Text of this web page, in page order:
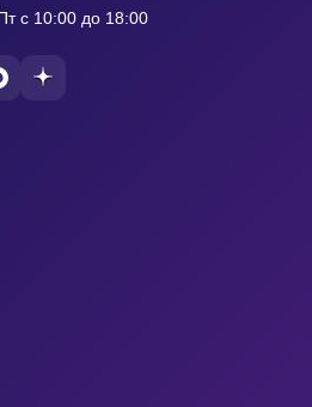
с 10:00 до 18:00